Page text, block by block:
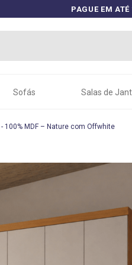
PAGUE EM
Sofás Salas de
100% MDF – Nature com Offwhite